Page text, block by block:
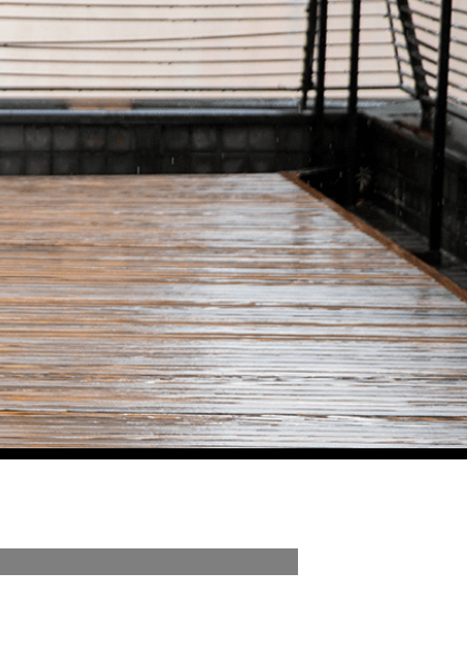
予約
reservation
アクセス
access
Language
獅子と申」